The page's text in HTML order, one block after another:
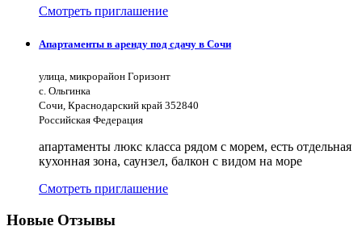
Смотреть приглашение
Апартаменты в аренду под сдачу в Сочи
улица, микрорайон Горизонт
с. Ольгинка
Сочи, Краснодарский край 352840
Российская Федерация
апартаменты люкс класса рядом с морем, есть отдельная
кухонная зона, саунзел, балкон с видом на море
Смотреть приглашение
Новые Отзывы